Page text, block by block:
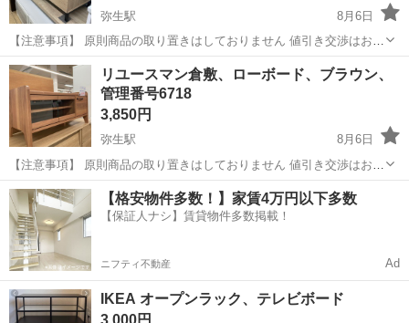
弥生駅
8月6日
【注意事項】 原則商品の取り置きはしておりません 値引き交渉はお受
けできません 購入のタイミングが重なった場合は店頭販売を優先させ
て頂きます m(_ _)m 上記問合せ、またはテンプレートでのご質問には
お返事しておりま...
岡山 倉敷市 収納家具
リユースマン倉敷、ローボード、ブラウン、
管理番号6718
3,850円
弥生駅
8月6日
【注意事項】 原則商品の取り置きはしておりません 値引き交渉はお受
けできません 購入のタイミングが重なった場合は店頭販売を優先させ
て頂きます m(_ _)m 上記問合せ、またはテンプレートでのご質問には
お返事しておりま...
岡山 倉敷市 弥生駅 収納家具 店頭
【格安物件多数！】家賃4万円以下多数
【保証人ナシ】賃貸物件多数掲載！
ニフティ不動産 Ad
IKEA オープンラック、テレビボード